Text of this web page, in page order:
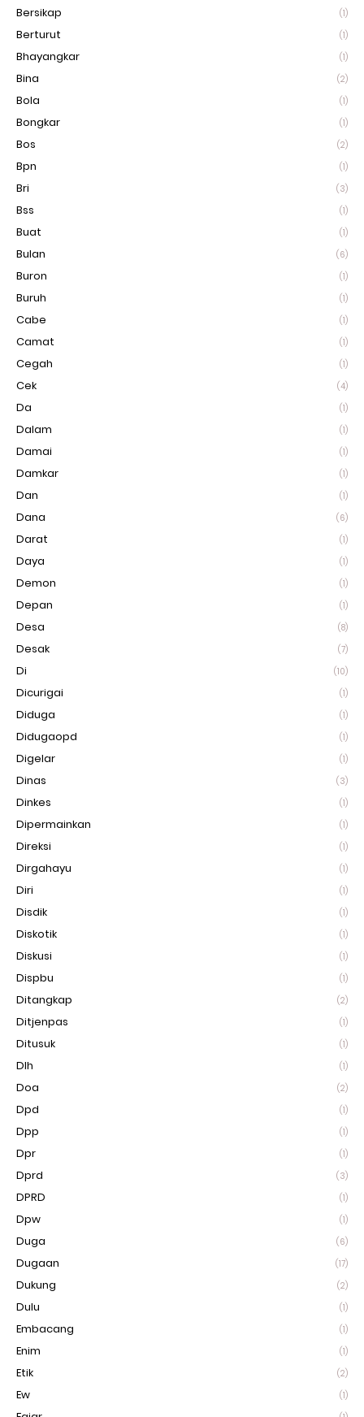
Bersikap (1)
Berturut (1)
Bhayangkar (1)
Bina (2)
Bola (1)
Bongkar (1)
Bos (2)
Bpn (1)
Bri (3)
Bss (1)
Buat (1)
Bulan (6)
Buron (1)
Buruh (1)
Cabe (1)
Camat (1)
Cegah (1)
Cek (4)
Da (1)
Dalam (1)
Damai (1)
Damkar (1)
Dan (1)
Dana (6)
Darat (1)
Daya (1)
Demon (1)
Depan (1)
Desa (8)
Desak (7)
Di (10)
Dicurigai (1)
Diduga (1)
Didugaopd (1)
Digelar (1)
Dinas (3)
Dinkes (1)
Dipermainkan (1)
Direksi (1)
Dirgahayu (1)
Diri (1)
Disdik (1)
Diskotik (1)
Diskusi (1)
Dispbu (1)
Ditangkap (2)
Ditjenpas (1)
Ditusuk (1)
Dlh (1)
Doa (2)
Dpd (1)
Dpp (1)
Dpr (1)
Dprd (3)
DPRD (1)
Dpw (1)
Duga (6)
Dugaan (17)
Dukung (2)
Dulu (1)
Embacang (1)
Enim (1)
Etik (2)
Ew (1)